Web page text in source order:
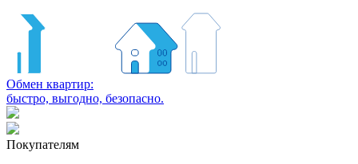
Обмен квартир:
быстро, выгодно, безопасно.
Покупателям